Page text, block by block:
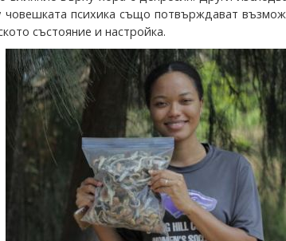
човешката психика също потвърждават
състояние и настройка.